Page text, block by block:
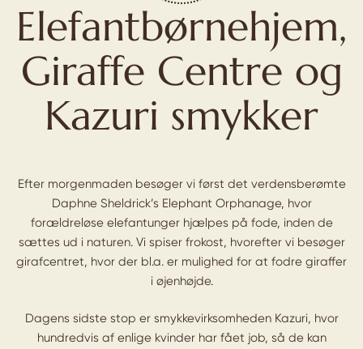
Elefantbørnehjem,
Giraffe Centre og
Kazuri smykker
Efter morgenmaden besøger vi først det verdensberømte
Daphne Sheldrick’s Elephant Orphanage, hvor
forældreløse elefantunger hjælpes på fode, inden de
sættes ud i naturen. Vi spiser frokost, hvorefter vi besøger
girafcentret, hvor der bl.a. er mulighed for at fodre giraffer
i øjenhøjde.
Dagens sidste stop er smykkevirksomheden Kazuri, hvor
hundredvis af enlige kvinder har fået job, så de kan